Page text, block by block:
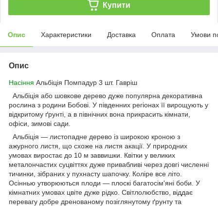
Купити
Опис Характеристики Доставка Оплата Умови
Опис
Насіння Альбіція Помпадур 3 шт. Гавріш
Альбіція або шовкове дерево дуже популярна декоративна
рослина з родини Бобові. У південних регіонах її вирощують у
відкритому ґрунті, а в північних вона прикрасить кімнати,
офіси, зимові сади.
Альбіція — листопадне дерево із широкою кроною з
ажурного листя, що схоже на листя акації. У природних
умовах виростає до 10 м заввишки. Квітки у великих
металончастих суцвіттях дуже привабливі через довгі численні
тичинки, зібраних у пухнасту шапочку. Коліре все літо.
Осіннью утворюються плоди — плоскі багатосім'яні боби. У
кімнатних умовах цвіте дуже рідко. Світлолюбство, віддає
перевагу добре дренованому позіглянутому ґрунту та